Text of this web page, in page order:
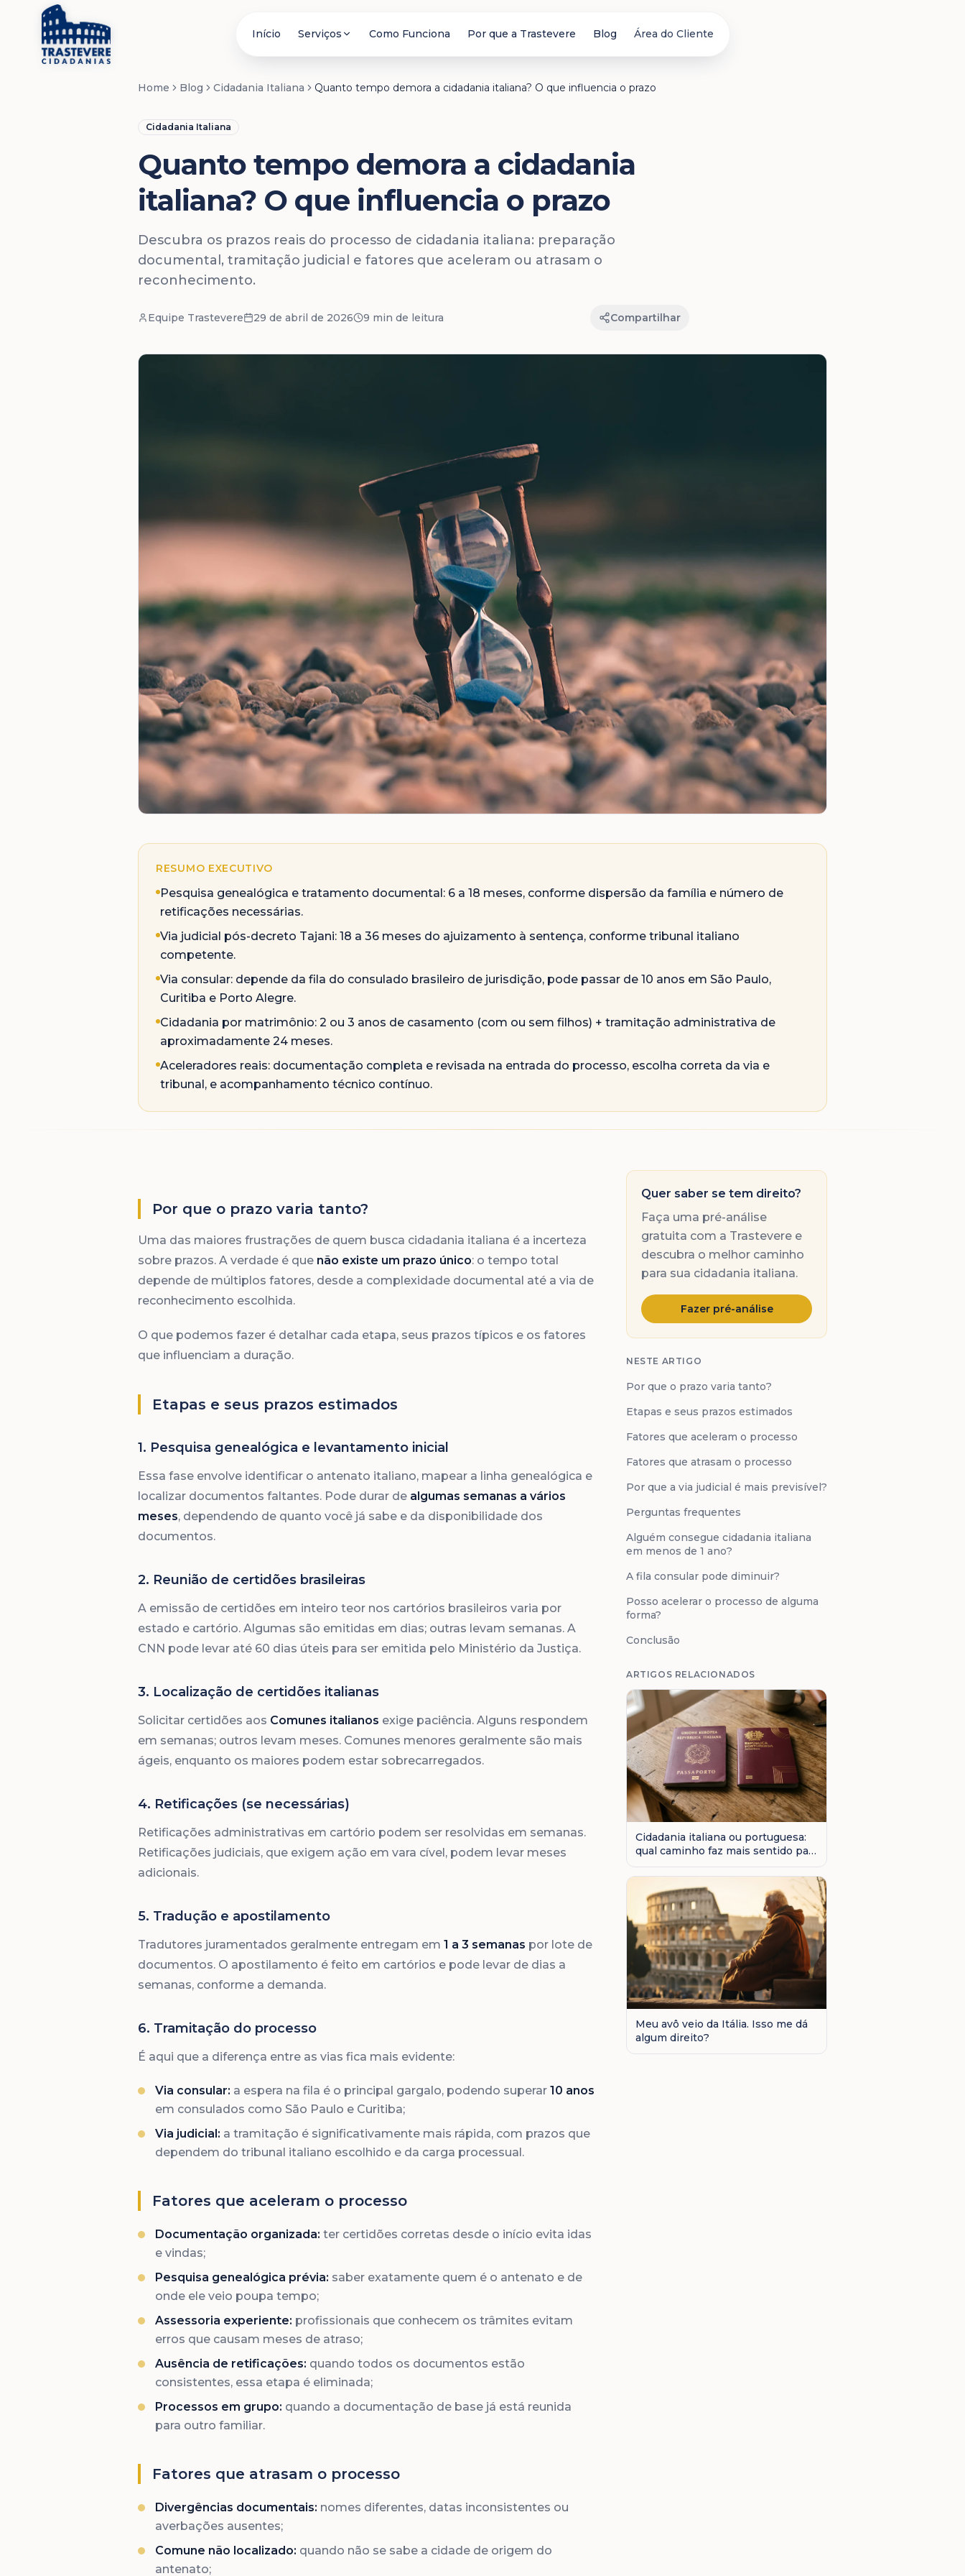
Início Serviços Como Funciona Por que a Trastevere Blog Área do Cliente
Home Blog Cidadania Italiana Quanto tempo demora a cidadania italiana? O que influencia o prazo
Cidadania Italiana
Quanto tempo demora a cidadania
italiana? O que influencia o prazo
Descubra os prazos reais do processo de cidadania italiana: preparação
documental, tramitação judicial e fatores que aceleram ou atrasam o
reconhecimento.
Equipe Trastevere 29 de abril de 2026 9 min de leitura Compartilhar
RESUMO EXECUTIVO
Pesquisa genealógica e tratamento documental: 6 a 18 meses, conforme dispersão da família e número de
retificações necessárias.
Via judicial pós-decreto Tajani: 18 a 36 meses do ajuizamento à sentença, conforme tribunal italiano
competente.
Via consular: depende da fila do consulado brasileiro de jurisdição, pode passar de 10 anos em São Paulo,
Curitiba e Porto Alegre.
Cidadania por matrimônio: 2 ou 3 anos de casamento (com ou sem filhos) + tramitação administrativa de
aproximadamente 24 meses.
Aceleradores reais: documentação completa e revisada na entrada do processo, escolha correta da via e
tribunal, e acompanhamento técnico contínuo.
Por que o prazo varia tanto?
Uma das maiores frustrações de quem busca cidadania italiana é a incerteza
sobre prazos. A verdade é que não existe um prazo único: o tempo total
depende de múltiplos fatores, desde a complexidade documental até a via de
reconhecimento escolhida.
O que podemos fazer é detalhar cada etapa, seus prazos típicos e os fatores
que influenciam a duração.
Etapas e seus prazos estimados
1. Pesquisa genealógica e levantamento inicial
Essa fase envolve identificar o antenato italiano, mapear a linha genealógica e
localizar documentos faltantes. Pode durar de algumas semanas a vários
meses, dependendo de quanto você já sabe e da disponibilidade dos
documentos.
2. Reunião de certidões brasileiras
A emissão de certidões em inteiro teor nos cartórios brasileiros varia por
estado e cartório. Algumas são emitidas em dias; outras levam semanas. A
CNN pode levar até 60 dias úteis para ser emitida pelo Ministério da Justiça.
3. Localização de certidões italianas
Solicitar certidões aos Comunes italianos exige paciência. Alguns respondem
em semanas; outros levam meses. Comunes menores geralmente são mais
ágeis, enquanto os maiores podem estar sobrecarregados.
4. Retificações (se necessárias)
Retificações administrativas em cartório podem ser resolvidas em semanas.
Retificações judiciais, que exigem ação em vara cível, podem levar meses
adicionais.
5. Tradução e apostilamento
Tradutores juramentados geralmente entregam em 1 a 3 semanas por lote de
documentos. O apostilamento é feito em cartórios e pode levar de dias a
semanas, conforme a demanda.
6. Tramitação do processo
É aqui que a diferença entre as vias fica mais evidente:
Via consular: a espera na fila é o principal gargalo, podendo superar 10 anos
em consulados como São Paulo e Curitiba;
Via judicial: a tramitação é significativamente mais rápida, com prazos que
dependem do tribunal italiano escolhido e da carga processual.
Fatores que aceleram o processo
Documentação organizada: ter certidões corretas desde o início evita idas
e vindas;
Pesquisa genealógica prévia: saber exatamente quem é o antenato e de
onde ele veio poupa tempo;
Assessoria experiente: profissionais que conhecem os trâmites evitam
erros que causam meses de atraso;
Ausência de retificações: quando todos os documentos estão
consistentes, essa etapa é eliminada;
Processos em grupo: quando a documentação de base já está reunida
para outro familiar.
Fatores que atrasam o processo
Divergências documentais: nomes diferentes, datas inconsistentes ou
averbações ausentes;
Comune não localizado: quando não se sabe a cidade de origem do
antenato;
Quer saber se tem direito?
Faça uma pré-análise
gratuita com a Trastevere e
descubra o melhor caminho
para sua cidadania italiana.
Fazer pré-análise
NESTE ARTIGO
Por que o prazo varia tanto?
Etapas e seus prazos estimados
Fatores que aceleram o processo
Fatores que atrasam o processo
Por que a via judicial é mais previsível?
Perguntas frequentes
Alguém consegue cidadania italiana
em menos de 1 ano?
A fila consular pode diminuir?
Posso acelerar o processo de alguma
forma?
Conclusão
ARTIGOS RELACIONADOS
Cidadania italiana ou portuguesa:
qual caminho faz mais sentido para
o seu caso?
Meu avô veio da Itália. Isso me dá
algum direito?